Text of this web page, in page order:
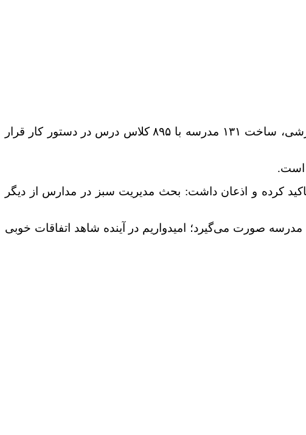
به گزارش ولایت؛ ابراهیم سعادتفر در نشست با خبرنگاران اظهار داشت: در قالب طرح نهضت عدالت آموزشی، ساخت ۱۳۱ مدرسه با ۸۹۵ کلاس درس در دستور کار قرار
است.
کرده و اذعان داشت: بحث مدیریت سبز در مدارس از دیگر
مدرسه صورت می‌گیرد؛ امیدواریم در آینده شاهد اتفاقات خوبی